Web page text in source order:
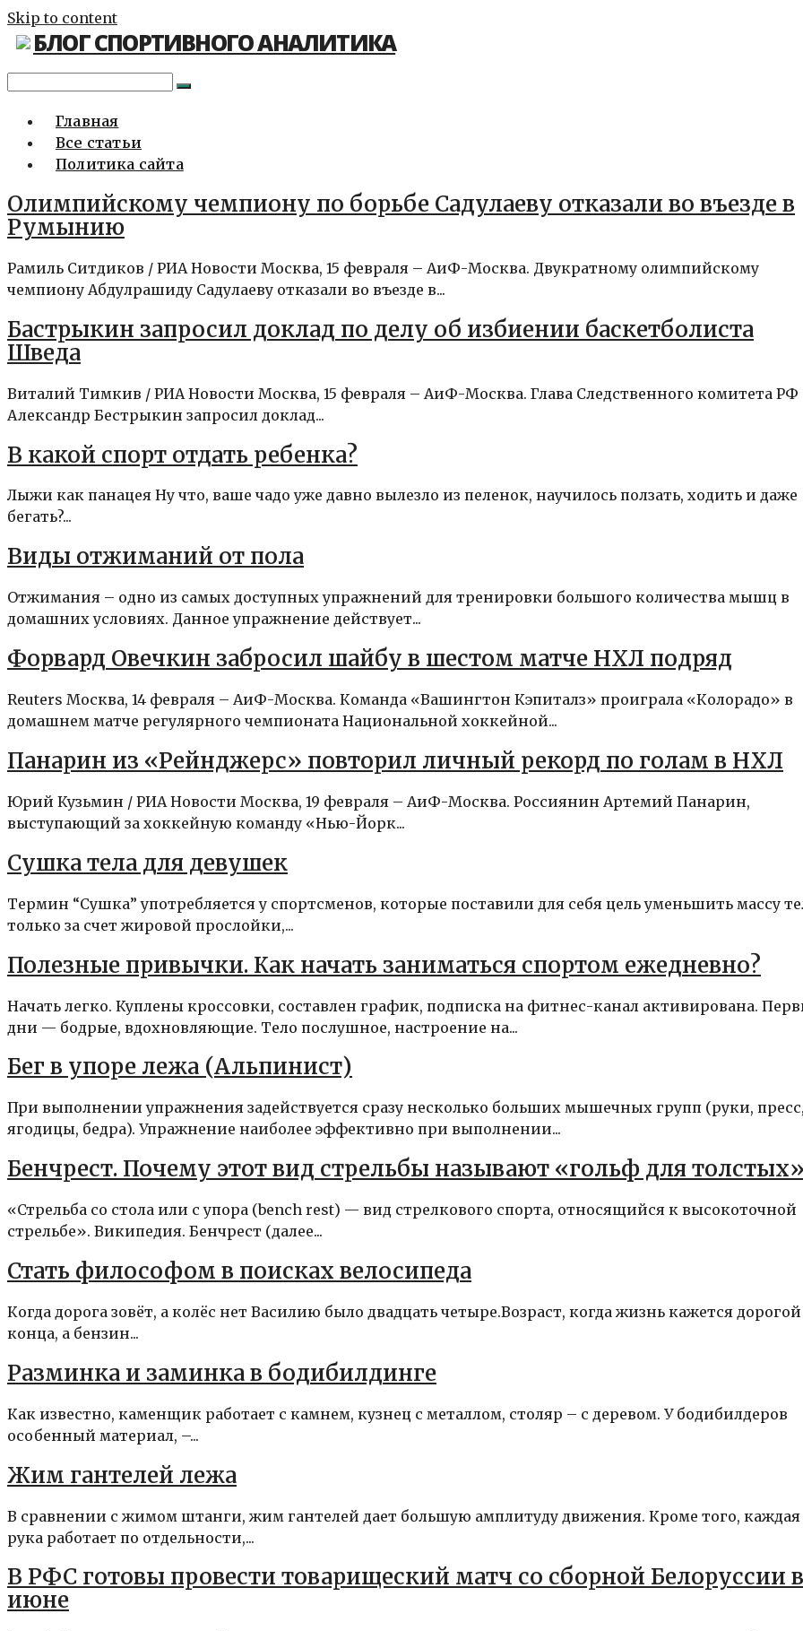
Skip to content
БЛОГ СПОРТИВНОГО АНАЛИТИКА
Главная
Все статьи
Политика сайта
Олимпийскому чемпиону по борьбе Садулаеву отказали во въезде в
Румынию
Рамиль Ситдиков / РИА Новости Москва, 15 февраля – АиФ-Москва. Двукратному олимпийскому
чемпиону Абдулрашиду Садулаеву отказали во въезде в...
Бастрыкин запросил доклад по делу об избиении баскетболиста
Шведа
Виталий Тимкив / РИА Новости Москва, 15 февраля – АиФ-Москва. Глава Следственного комитета РФ
Александр Бестрыкин запросил доклад...
В какой спорт отдать ребенка?
Лыжи как панацея Ну что, ваше чадо уже давно вылезло из пеленок, научилось ползать, ходить и даже
бегать?...
Виды отжиманий от пола
Отжимания – одно из самых доступных упражнений для тренировки большого количества мышц в
домашних условиях. Данное упражнение действует...
Форвард Овечкин забросил шайбу в шестом матче НХЛ подряд
Reuters Москва, 14 февраля – АиФ-Москва. Команда «Вашингтон Кэпиталз» проиграла «Колорадо» в
домашнем матче регулярного чемпионата Национальной хоккейной...
Панарин из «Рейнджерс» повторил личный рекорд по голам в НХЛ
Юрий Кузьмин / РИА Новости Москва, 19 февраля – АиФ-Москва. Россиянин Артемий Панарин,
выступающий за хоккейную команду «Нью-Йорк...
Сушка тела для девушек
Термин “Сушка” употребляется у спортсменов, которые поставили для себя цель уменьшить массу
только за счет жировой прослойки,...
Полезные привычки. Как начать заниматься спортом ежедневно?
Начать легко. Куплены кроссовки, составлен график, подписка на фитнес-канал активирована.
дни — бодрые, вдохновляющие. Тело послушное, настроение на...
Бег в упоре лежа (Альпинист)
При выполнении упражнения задействуется сразу несколько больших мышечных групп (руки, пресс,
ягодицы, бедра). Упражнение наиболее эффективно при выполнении...
Бенчрест. Почему этот вид стрельбы называют «гольф для
«Стрельба со стола или с упора (bench rest) — вид стрелкового спорта, относящийся к высокоточной
стрельбе». Википедия. Бенчрест (далее...
Стать философом в поисках велосипеда
Когда дорога зовёт, а колёс нет Василию было двадцать четыре.Возраст, когда жизнь кажется дорогой
конца, а бензин...
Разминка и заминка в бодибилдинге
Как известно, каменщик работает с камнем, кузнец с металлом, столяр – с деревом. У бодибилдеров
особенный материал, –...
Жим гантелей лежа
В сравнении с жимом штанги, жим гантелей дает большую амплитуду движения. Кроме того, каждая
рука работает по отдельности,...
В РФС готовы провести товарищеский матч со сборной Белоруссии в
июне